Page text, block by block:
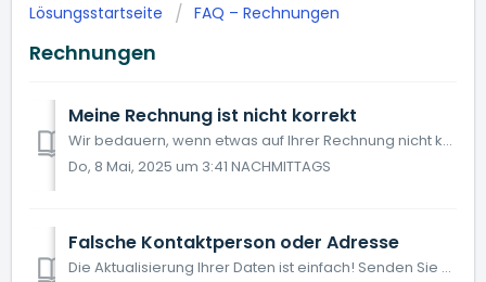
Lösungsstartseite FAQ – Rechnungen
Rechnungen
Meine Rechnung ist nicht korrekt
Wir bedauern, wenn etwas auf Ihrer Rechnung nicht korrekt ist und lösen das gerne für Sie! Überprüfen Sie zuerst die Angaben auf der Rechnung, wie Ihren Na...
Do, 8 Mai, 2025 um 3:41 NACHMITTAGS
Falsche Kontaktperson oder Adresse
Die Aktualisierung Ihrer Daten ist einfach! Senden Sie uns eine E-Mail an backoffice@agrovision.com und geben Sie dabei an: • Ihre Kundennummer • Die n...